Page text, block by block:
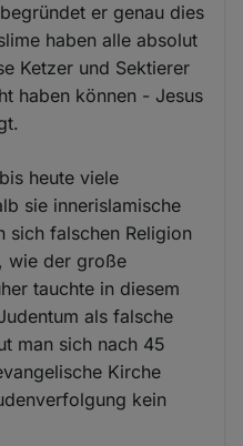
er genau dies
haben alle absolut
Ketzer und Sektierer
haben können - Jesus
heute viele
sie innerislamische
sich falschen Religion
wie der große
tauchte in diesem
als falsche
man sich nach 45
Kirche
kein